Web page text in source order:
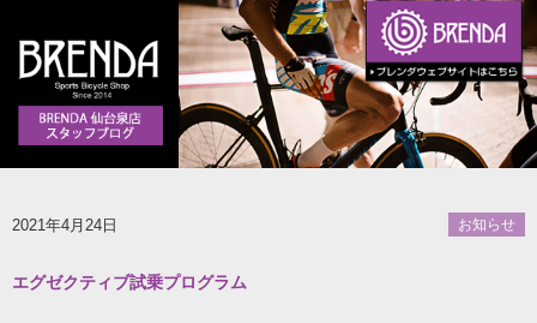
2021年4月24日 お知らせ
エグゼクティブ試乗プログラム